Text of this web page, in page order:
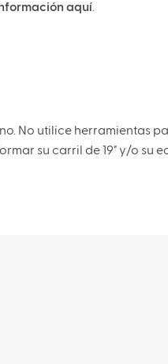
aquí
No utilice herramientas
su carril de 19" y/o su